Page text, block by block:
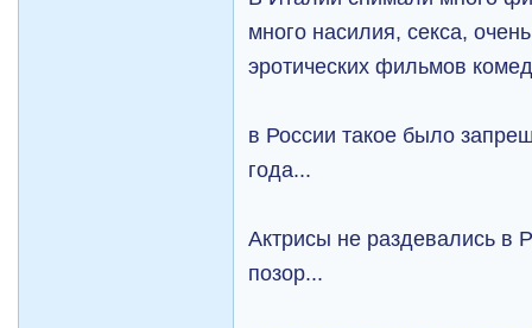
много насилия, секса,
эротических фильмов
в России такое было
года...
Актрисы не раздевались в
позор...